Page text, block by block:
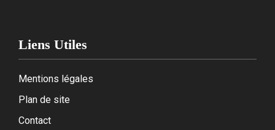
Liens Utiles
Mentions légales
Plan de site
Contact